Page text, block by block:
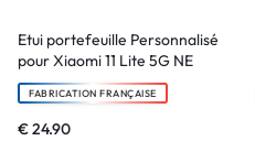
Etui portefeuille Personnalisé
pour Xiaomi 11 Lite 5G NE
FABRICATION FRANÇAISE
€24.90